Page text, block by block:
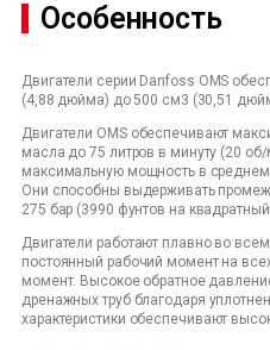
Особенность
Двигатели серии Danfoss OMS
(4,88 дюйма) до 500 см3 (30,51
Двигатели OMS обеспечивают
масла до 75 литров в минуту (20 об/
максимальную мощность в
Они способны выдерживать
275 бар (3990 фунтов на
Двигатели работают плавно во
постоянный рабочий момент на
момент. Высокое обратное
дренажных труб благодаря
характеристики обеспечивают